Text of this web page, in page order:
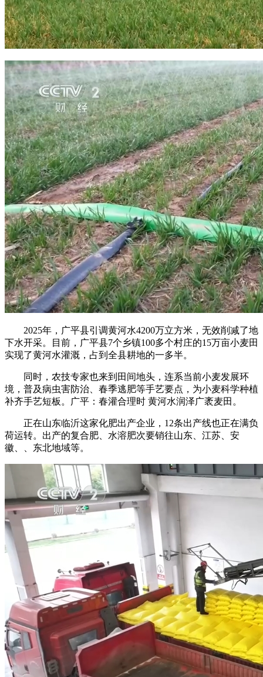
2025年，广平县引调黄河水4200万立方米，无效削减了地
下水开采。目前，广平县7个乡镇100多个村庄的15万亩小麦田
实现了黄河水灌溉，占到全县耕地的一多半。
同时，农技专家也来到田间地头，连系当前小麦发展环
境，普及病虫害防治、春季逃肥等手艺要点，为小麦科学种植
补齐手艺短板。广平：春灌合理时 黄河水润泽广袤麦田。
正在山东临沂这家化肥出产企业，12条出产线也正在满负
荷运转。出产的复合肥、水溶肥次要销往山东、江苏、安
徽、、东北地域等。